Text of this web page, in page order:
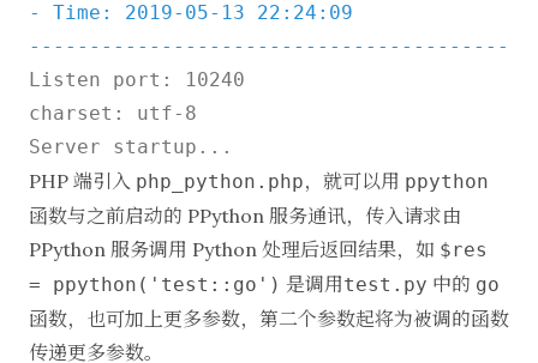
- Time: 2019-05-13 22:24:09
Listen port: 10240
charset: utf-8
PHP 端引入 php_python.php，就可以用 ppython
函数与之前启动的 PPython 服务通讯，传入请求由
PPython 服务调用 Python 处理后返回结果，如 $res
= ppython('test::go') 是调用test.py 中的 go
函数，也可加上更多参数，第二个参数起将为被调的函数
传递更多参数。